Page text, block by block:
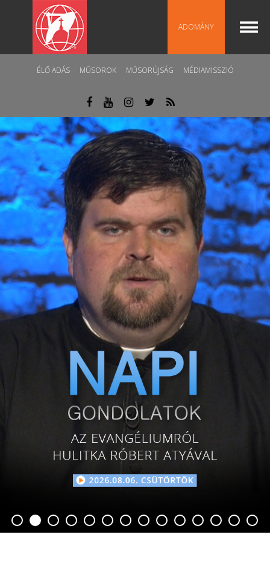
ADOMÁNY
ÉLŐ ADÁS MŰSOROK MŰSORÚJSÁG MÉDIAMISSZIÓ